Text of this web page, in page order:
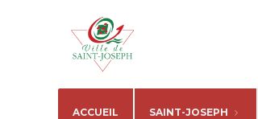
ACCUEIL SAINT-JOSEPH